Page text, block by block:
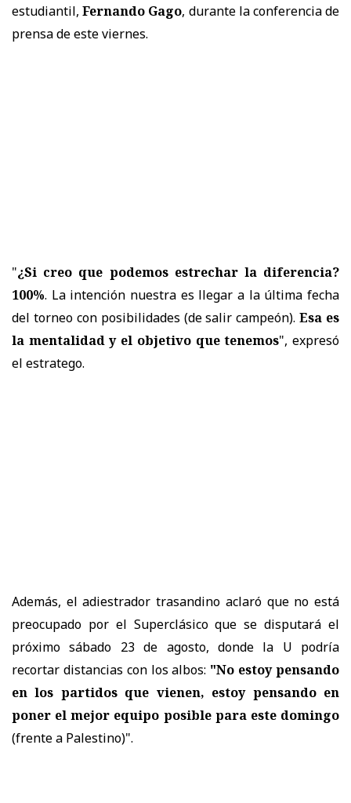
estudiantil,Fernando Gago, durante la conferencia de
prensa de este viernes.
"¿Si creo que podemos estrechar la diferencia?
100%. La intención nuestra es llegar a la última fecha
del torneo con posibilidades (de salir campeón).Esa es
la mentalidad y el objetivo que tenemos", expresó
el estratego.
Además, el adiestrador trasandino aclaró que no está
preocupado por el Superclásico que se disputará el
próximo sábado 23 de agosto, donde la U podría
recortar distancias con los albos: "No estoy pensando
en los partidos que vienen, estoy pensando en
poner el mejor equipo posible para este domingo
(frente a Palestino)".